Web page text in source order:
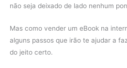
não seja deixado de lado nenhum
Mas como vender um eBook na
alguns passos que irão te ajudar a
do jeito certo.